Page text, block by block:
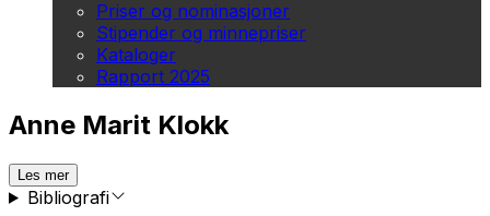
Priser og nominasjoner
Stipender og minnepriser
Kataloger
Rapport 2025
Anne Marit Klokk
Les mer
Bibliografi